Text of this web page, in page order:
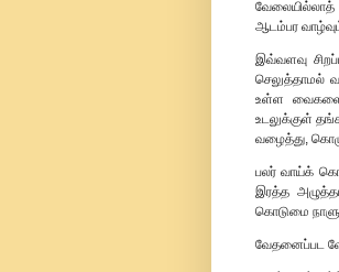
வேலையில்லாத்
ஆடம்பர
இவ்வளவு
செலுத்தாமல்
உள்ள
உடலுக்குள்
வழைத்து,
பலர் வாய்க்
இரத்த
கொடுமை
வேதனைப்பட